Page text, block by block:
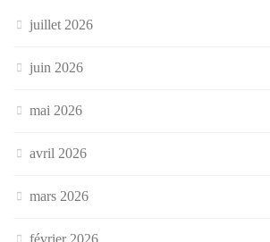
juillet 2026
juin 2026
mai 2026
avril 2026
mars 2026
février 2026